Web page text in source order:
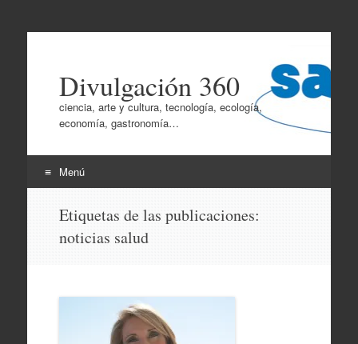
Divulgación 360
ciencia, arte y cultura, tecnología, ecología,
economía, gastronomía…
Menú
contenido
Etiquetas de las publicaciones:
noticias salud